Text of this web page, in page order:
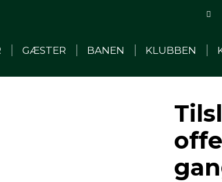
GÆSTER BANEN KLUBBEN